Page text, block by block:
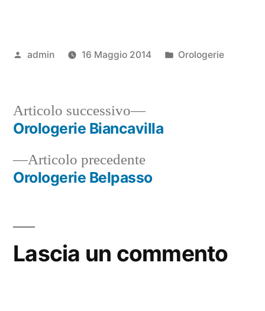
Pubblicato
admin 16 Maggio 2014
Pubblicato
Orologerie
Navigazione
articoli
Articolo precedenteArticolo
precedente:
Orologerie Belpasso
Articolo successivo
Articolo
successivo:
Orologerie Biancavilla
Lascia un commento